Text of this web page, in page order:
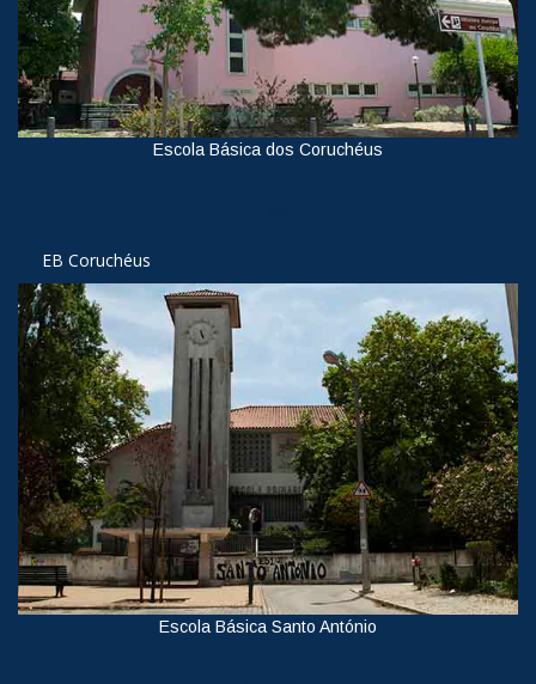
Escola Básica dos Coruchéus
EB Coruchéus
Escola Básica Santo António